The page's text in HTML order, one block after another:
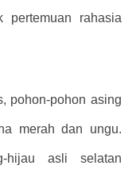
rahasia
pohon-pohon asing
merah dan ungu.
hijau asli selatan